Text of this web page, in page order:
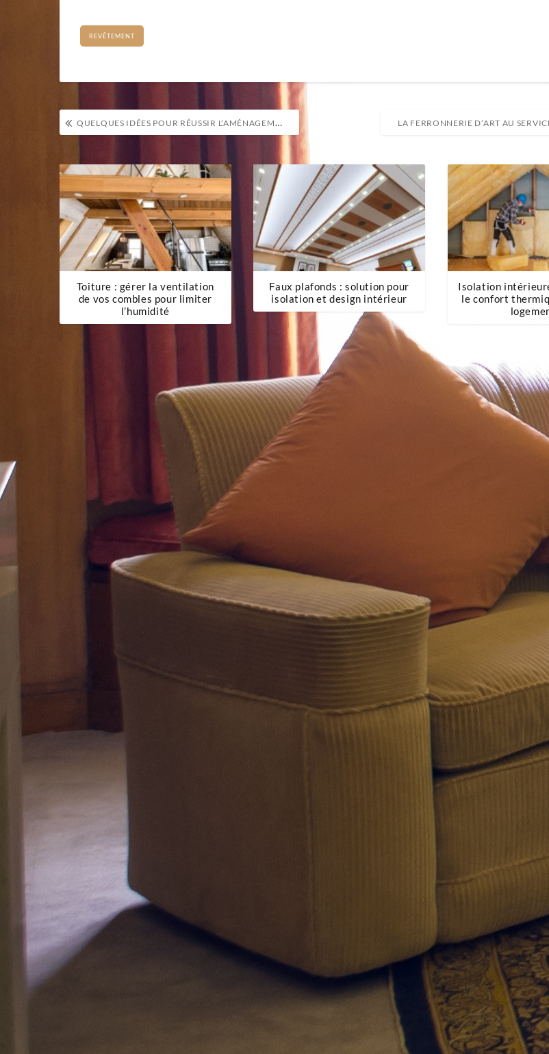
REVÊTEMENT
Navigation
de
l’article
QUELQUES IDÉES POUR RÉUSSIR L’AMÉNAGEMENT DE SA TERRASSE
Toiture : gérer la ventilation
de vos combles pour limiter
l’humidité
Faux plafonds : solution pour
isolation et design intérieur
Isolation
le confort